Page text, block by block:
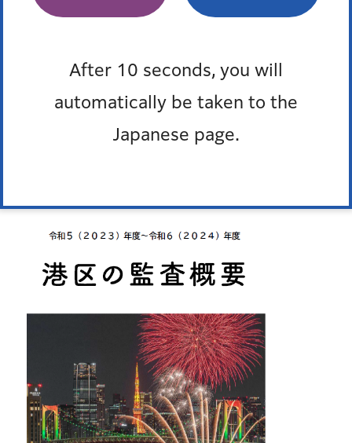
After 10 seconds, you will
automatically be taken to the
Japanese page.
令和6（2024）年度～令和7（2025）年度（PDF：